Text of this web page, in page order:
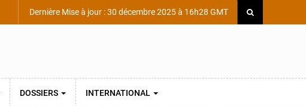
Dernière Mise à jour : 30 décembre 2025 à 16h28 GMT
DOSSIERS INTERNATIONAL